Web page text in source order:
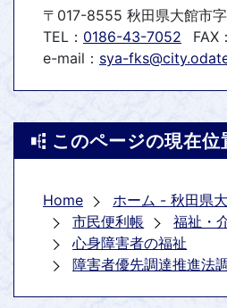
〒017-8555 秋田県大館市
TEL： 0186-43-7052
FAX
e-mail： sya-
このページの現在位
Home
ホーム - 秋田県
市民便利帳
福祉・
心身障害者の福祉
障害者優先調達推進法